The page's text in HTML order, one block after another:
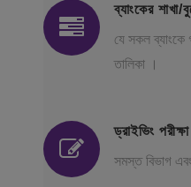
ব্যাংকের শাখা/
যে সকল ব্যাংকে
তালিকা ।
ড্রাইভিং
সমস্ত বিভাগ